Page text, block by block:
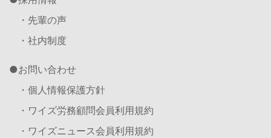
・先輩の声
・社内制度
お問い合わせ
・個人情報保護方針
・ワイズ労務顧問会員利用規約
・ワイズニュース会員利用規約